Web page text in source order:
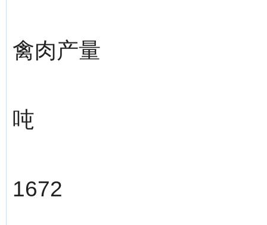
禽肉产量
吨
1672